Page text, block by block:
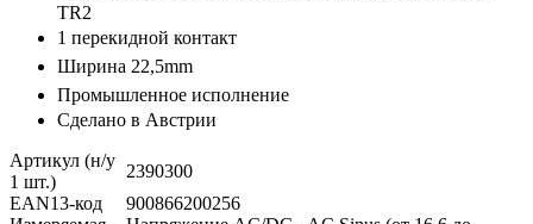
TR2
1 перекидной контакт
Ширина 22,5mm
Промышленное исполнение
Сделано в Австрии
Артикул (н/у
1 шт.)
2390300
EAN13-код
900866200256